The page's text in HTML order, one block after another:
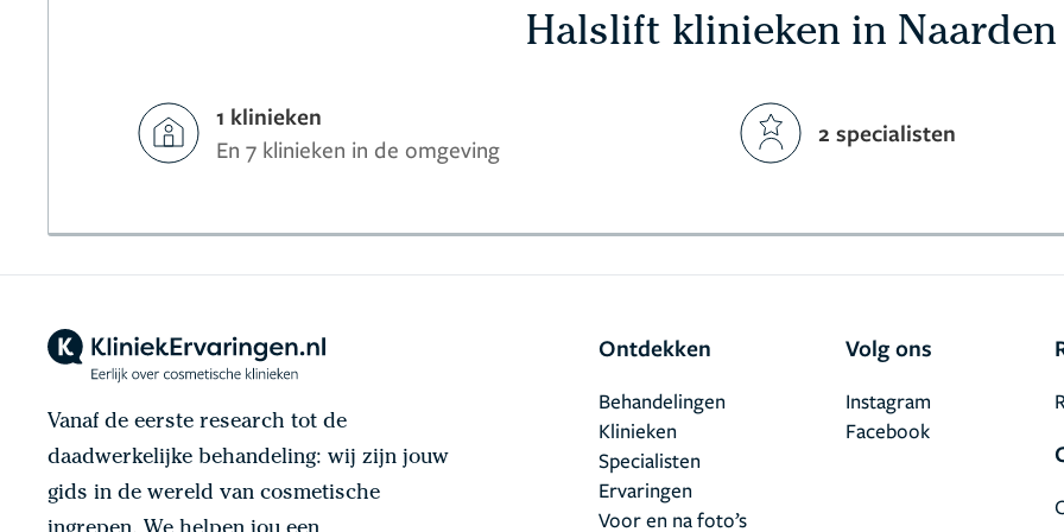
Halslift klinieken in Naarden
1 klinieken
En 7 klinieken in de omgeving
2 specialisten
Vanaf de eerste research tot de
daadwerkelijke behandeling: wij zijn jouw
gids in de wereld van cosmetische
Ontdekken
Behandelingen
Klinieken
Specialisten
Ervaringen
Voor en na foto’s
Volg ons
Facebook
Instagram